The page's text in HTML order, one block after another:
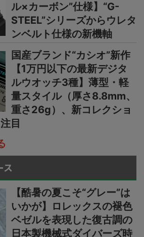
ル×カーボン”仕様】“G-
STEEL”シリーズからウレタ
ンベルト仕様の新機軸
国産ブランド“カシオ”新作
【1万円以下の最新デジタ
ルウオッチ3種】薄型・軽
量スタイル（厚さ8.8mm、
重さ26g）、新コレクショ
目
ス
【酷暑の夏こそ“グレー”は
いかが】ロレックスの褪色
ベゼルを表現した復古調の
日本製機械式ダイバーズ時